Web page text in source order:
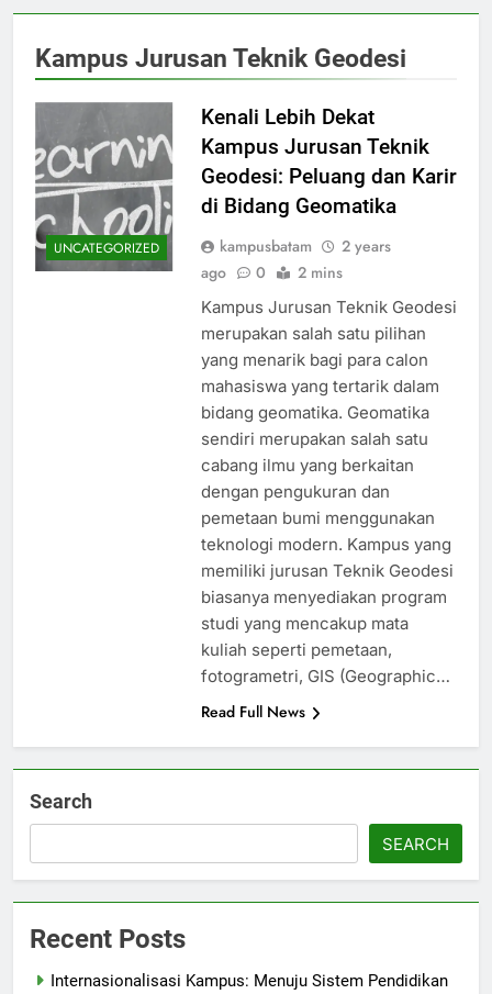
Kampus Jurusan Teknik Geodesi
UNCATEGORIZED
Kenali Lebih Dekat
Kampus Jurusan Teknik
Geodesi: Peluang dan Karir
di Bidang Geomatika
kampusbatam
2 years
ago
0 2 mins
Kampus Jurusan Teknik Geodesi
merupakan salah satu pilihan
yang menarik bagi para calon
mahasiswa yang tertarik dalam
bidang geomatika. Geomatika
sendiri merupakan salah satu
cabang ilmu yang berkaitan
dengan pengukuran dan
pemetaan bumi menggunakan
teknologi modern. Kampus yang
memiliki jurusan Teknik Geodesi
biasanya menyediakan program
studi yang mencakup mata
kuliah seperti pemetaan,
fotogrametri, GIS (Geographic…
Read Full News
Search
SEARCH
Recent Posts
Internasionalisasi Kampus: Menuju Sistem Pendidikan